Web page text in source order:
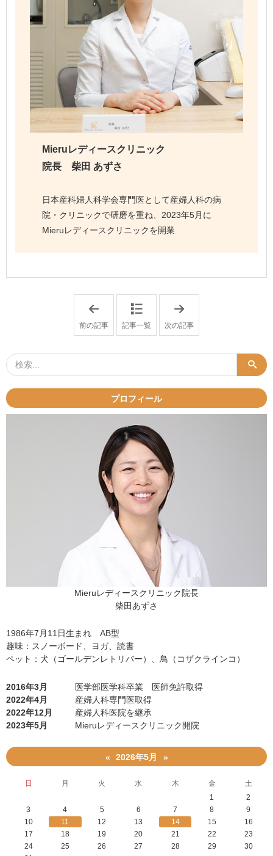
Mieruレディースクリニック
院長 柴田 あずさ
日本産科婦人科学会専門医として産婦人科の病
院・クリニックで研磨を重ね、2023年5月に
Mieruレディースクリニックを開業
き
う
い
.
.
渋
谷
の
婦
人
科
女
医
が
原
因
・
置
対
処
法
解
説
」
前の記事 記事一覧
婦
科
内
症
ト
」
次の記事
プロフィール
Mieruレディースクリニック院長
柴田あずさ
1986年7月11日生まれ AB型
趣味：スノーボード、ヨガ、読書
ペット：犬（ゴールデンレトリバー）、鳥（コザクラインコ）
2016年3月
医学部医学科卒業 医師免許取得
2022年4月
産婦人科専門医取得
2022年12月
産婦人科医院を継承
2023年5月
Mieruレディースクリニック開院
« 2026年5月 »
日 月 火 水 木 金
土
1
2
3
4 5 6 7 8
9
10
11 12 13 14 15
16
17
18 19 20 21 22
23
24
25 26 27 28 29
30